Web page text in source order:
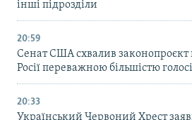
інші підрозділи
20:59
Cенат США схвалив законопроєкт
Росії переважною більшістю
20:33
Український Червоний Хрест